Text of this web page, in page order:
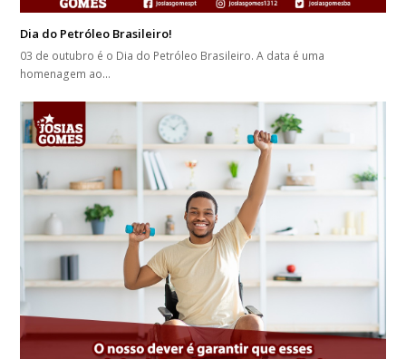
Dia do Petróleo Brasileiro!
03 de outubro é o Dia do Petróleo Brasileiro. A data é uma
homenagem ao…